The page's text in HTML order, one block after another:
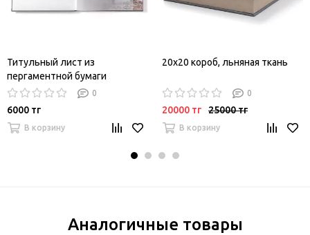
Титульный лист из
пергаментной бумаги
0
6000 тг
В корзину
20х20 короб, льняная ткань
0
20000 тг 25000 тг
В корзину
Аналогичные товары